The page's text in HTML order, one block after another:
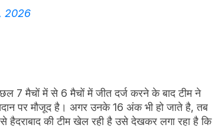
2026
7 मैचों में से 6 मैचों में जीत दर्ज करने के बाद टीम ने
पर मौजूद है। अगर उनके 16 अंक भी हो जाते है, तब
की टीम खेल रही है उसे देखकर लगा रहा है कि